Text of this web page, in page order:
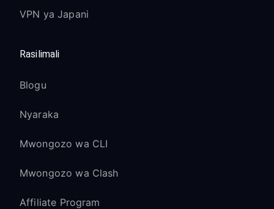
VPN ya Japani
Rasilimali
Blogu
Nyaraka
Mwongozo wa CLI
Mwongozo wa Clash
Affiliate Program